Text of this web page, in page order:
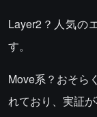
Layer2？人気の
す。
Move系？おそら
れており、実証が